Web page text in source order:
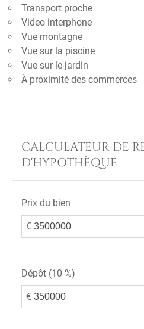
Transport proche
Video interphone
Vue montagne
Vue sur la piscine
Vue sur le jardin
À proximité des commerces
CALCULATEUR DE
D'HYPOTHÈQUE
Prix du bien
€
Dépôt (10 %)
€